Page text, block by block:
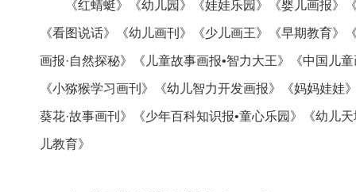
《红蜻蜓》《幼儿园》《娃娃乐园》《婴儿画报》
《看图说话》《幼儿画刊》《少儿画王》《早期教育
画报·自然探秘》《儿童故事画报•智力大王》《中国儿
《小猕猴学习画刊》《幼儿智力开发画报》《妈妈娃
葵花·故事画刊》《少年百科知识报•童心乐园》《幼儿
儿教育》